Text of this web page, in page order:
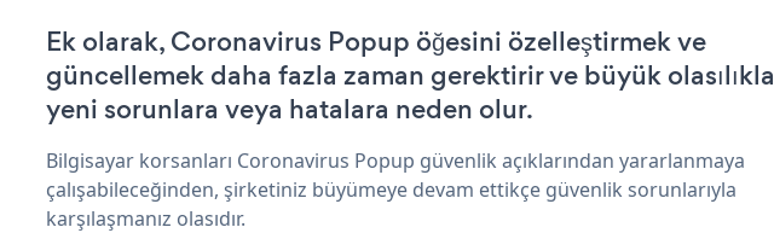
Ek olarak, Coronavirus Popup öğesini özelleştirmek ve
güncellemek daha fazla zaman gerektirir ve büyük olasılıkla
yeni sorunlara veya hatalara neden olur.
Bilgisayar korsanları Coronavirus Popup güvenlik açıklarından yararlanmaya
çalışabileceğinden, şirketiniz büyümeye devam ettikçe güvenlik sorunlarıyla
karşılaşmanız olasıdır.